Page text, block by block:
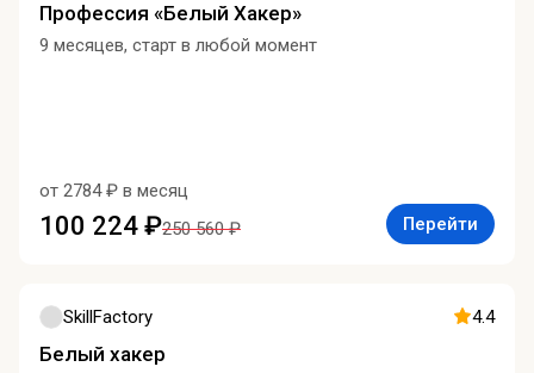
Профессия «Белый Хакер»
9 месяцев, старт в любой момент
от 2784 ₽ в месяц
100 224 ₽250 560 ₽ Перейти
SkillFactory 4.4
Белый хакер